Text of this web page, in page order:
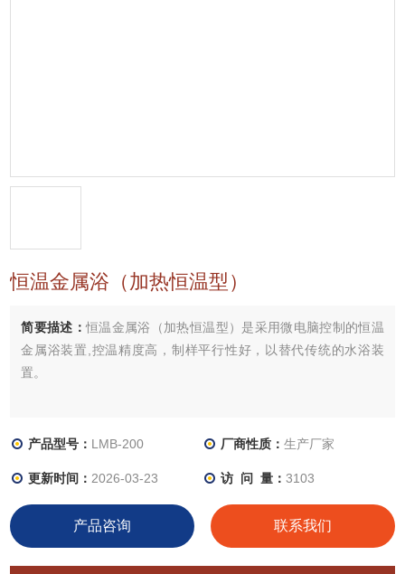
恒温金属浴（加热恒温型）
简要描述：恒温金属浴（加热恒温型）是采用微电脑控制的恒温
金属浴装置,控温精度高，制样平行性好，以替代传统的水浴装
置。
产品型号： LMB-200 厂商性质： 生产厂家
更新时间： 2026-03-23 访 问 量： 3103
产品咨询 联系我们